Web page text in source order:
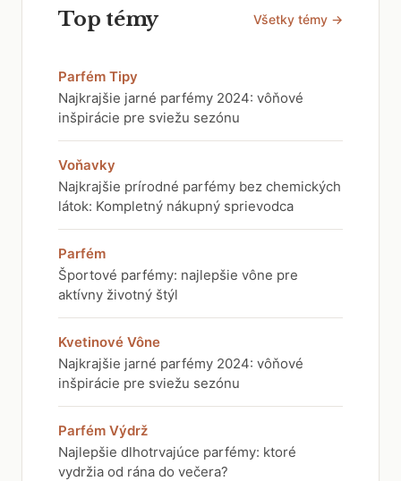
Top témy Všetky témy →
Parfém Tipy
Najkrajšie jarné parfémy 2024: vôňové
inšpirácie pre sviežu sezónu
Voňavky
Najkrajšie prírodné parfémy bez chemických
látok: Kompletný nákupný sprievodca
Parfém
Športové parfémy: najlepšie vône pre
aktívny životný štýl
Kvetinové Vône
Najkrajšie jarné parfémy 2024: vôňové
inšpirácie pre sviežu sezónu
Parfém Výdrž
Najlepšie dlhotrvajúce parfémy: ktoré
vydržia od rána do večera?